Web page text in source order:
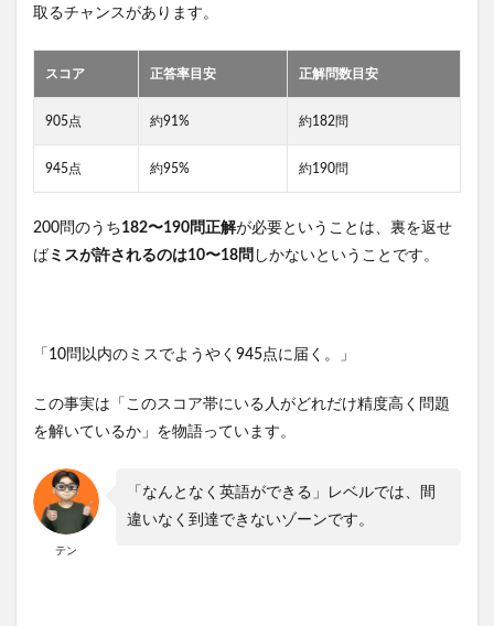
取るチャンスがあります。
スコア 正答率目安 正解問数目安
905点 約91% 約182問
945点 約95% 約190問
200問のうち182〜190問正解が必要ということは、裏を返せ
ば ミスが許されるのは10〜18問 しかないということです。
「10問以内のミスでようやく945点に届く。」
この事実は「このスコア帯にいる人がどれだけ精度高く問題
を解いているか」を物語っています。
テン
「なんとなく英語ができる」レベルでは、間
違いなく到達できないゾーンです。